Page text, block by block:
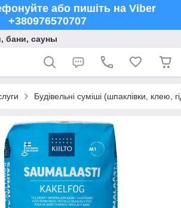
або пишіть на Viber
+380976570707
бани, сауны
Будівельні суміші (шпаклівки, клею,